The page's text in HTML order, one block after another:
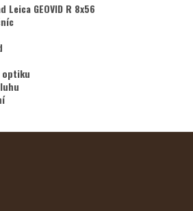
GEOVID R 8x56
optiku